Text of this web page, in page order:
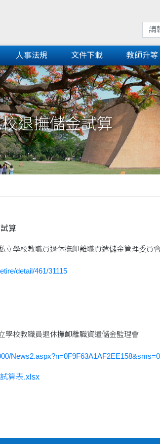
人事法規 文件下載 教師升等
退撫儲金試算
算
立學校教職員退休撫卹離職資遣儲金管理委員
detail/461/31115
學校教職員退休撫卹離職資遣儲金監理會
算表.xlsx